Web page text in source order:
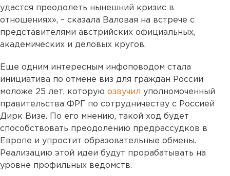
удастся преодолеть нынешний кризис в
отношениях», – сказала Валовая на встрече с
представителями австрийских официальных,
академических и деловых кругов.
Еще одним интересным инфоповодом стала
инициатива по отмене виз для граждан России
моложе 25 лет, которую озвучил уполномоченный
правительства ФРГ по сотрудничеству с Россией
Дирк Визе. По его мнению, такой ход будет
способствовать преодолению предрассудков в
Европе и упростит образовательные обмены.
Реализацию этой идеи будут прорабатывать на
уровне профильных ведомств.